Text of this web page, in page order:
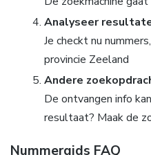
Analyseer
Je checkt nu
provincie Zeeland
Andere
De ontvangen info
resultaat? Maak de
Nummergids FAQ